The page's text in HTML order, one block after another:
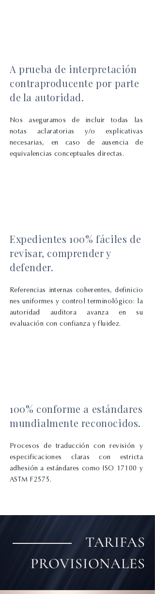
A prueba de interpretación
contraproducente por parte
de la autoridad.
Nos aseguramos de incluir todas las
notas aclaratorias y/o explicativas
necesarias, en caso de ausencia de
equivalencias conceptuales directas.
Expedientes 100% fáciles de
revisar, comprender y
defender.
Referencias internas coherentes,definicio
nes uniformes y control terminológico: la
autoridad auditora avanza ensu
evaluación conconfianza yfluidez.
100% conforme a estándares
mundialmente reconocidos.
Procesos de traducción con revisión y
especificaciones claras con estricta
adhesión a estándares como ISO 17100 y
ASTM F2575.
TARIFAS
PROVISIONALES